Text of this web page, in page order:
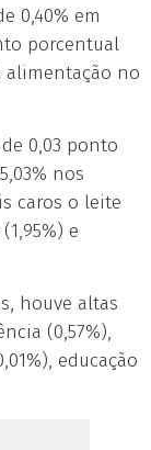
0,40% em
porcentual
alimentação no
0,03 ponto
nos
caros o leite
e
houve altas
(0,57%),
educação